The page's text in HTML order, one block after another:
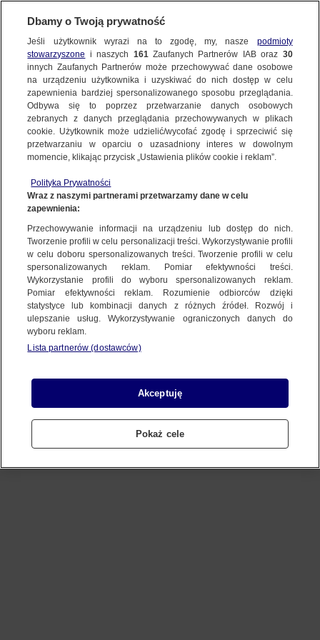
Oops!
Something went wrong. Please try
refreshing the app
Dbamy o Twoją prywatność
Jeśli użytkownik wyrazi na to zgodę, my, nasze podmioty
stowarzyszone i naszych 161Zaufanych Partnerów IAB oraz 30
innych Zaufanych Partnerów może przechowywać dane osobowe
na urządzeniu użytkownika i uzyskiwać do nich dostęp w celu
zapewnienia bardziej spersonalizowanego sposobu przeglądania.
Odbywa się to poprzez przetwarzanie danych osobowych
zebranych z danych przeglądania przechowywanych w plikach
cookie. Użytkownik może udzielić/wycofać zgodę i sprzeciwić się
przetwarzaniu w oparciu o uzasadniony interes w dowolnym
momencie, klikając przycisk „Ustawienia plików cookie i reklam”.
Polityka Prywatności
Wraz z naszymi partnerami przetwarzamy dane w celu
zapewnienia:
Przechowywanie informacji na urządzeniu lub dostęp do nich.
Tworzenie profili w celu personalizacji treści. Wykorzystywanie profili
w celu doboru spersonalizowanych treści. Tworzenie profili w celu
spersonalizowanych reklam. Pomiar efektywności treści.
Wykorzystanie profili do wyboru spersonalizowanych reklam.
Pomiar efektywności reklam. Rozumienie odbiorców dzięki
statystyce lub kombinacji danych z różnych źródeł. Rozwój i
ulepszanie usług. Wykorzystywanie ograniczonych danych do
wyboru reklam.
Lista partnerów (dostawców)
Akceptuję
Pokaż cele